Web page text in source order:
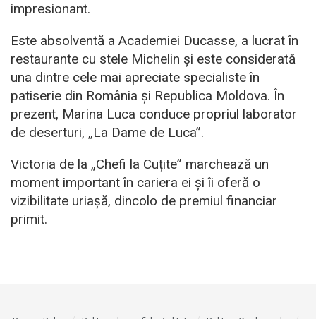
impresionant.
Este absolventă a Academiei Ducasse, a lucrat în
restaurante cu stele Michelin și este considerată
una dintre cele mai apreciate specialiste în
patiserie din România și Republica Moldova. În
prezent, Marina Luca conduce propriul laborator
de deserturi, „La Dame de Luca”.
Victoria de la „Chefi la Cuțite” marchează un
moment important în cariera ei și îi oferă o
vizibilitate uriașă, dincolo de premiul financiar
primit.